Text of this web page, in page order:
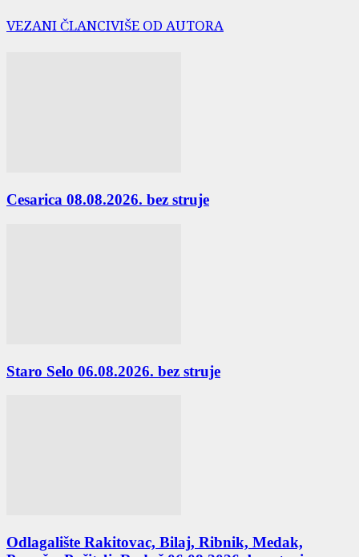
VEZANI ČLANCIVIŠE OD AUTORA
Cesarica 08.08.2026. bez struje
Staro Selo 06.08.2026. bez struje
Odlagalište Rakitovac, Bilaj, Ribnik, Medak,